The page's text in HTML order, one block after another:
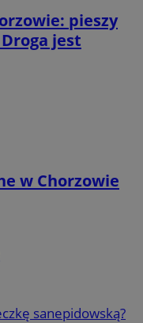
pieszy
jest
w Chorzowie
sanepidowską?